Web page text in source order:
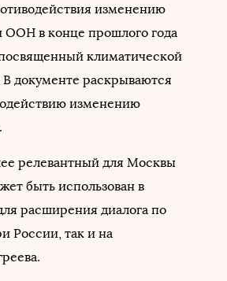
изменению
ООН в конце прошлого года
климатической
документе раскрываются
изменению
релевантный для Москвы
быть использован в
расширения диалога по
России, так и на